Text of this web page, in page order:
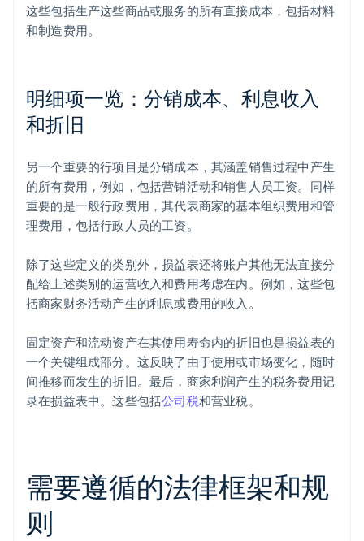
这些包括生产这些商品或服务的所有直接成本，包括材料
和制造费用。
明细项一览：分销成本、利息收入
和折旧
另一个重要的行项目是分销成本，其涵盖销售过程中产生
的所有费用，例如，包括营销活动和销售人员工资。同样
重要的是一般行政费用，其代表商家的基本组织费用和管
理费用，包括行政人员的工资。
除了这些定义的类别外，损益表还将账户其他无法直接分
配给上述类别的运营收入和费用考虑在内。例如，这些包
括商家财务活动产生的利息或费用的收入。
固定资产和流动资产在其使用寿命内的折旧也是损益表的
一个关键组成部分。这反映了由于使用或市场变化，随时
间推移而发生的折旧。最后，商家利润产生的税务费用记
录在损益表中。这些包括公司税和营业税。
需要遵循的法律框架和规
则